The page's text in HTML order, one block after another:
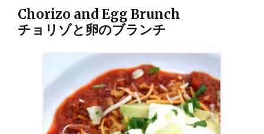
Chorizo and Egg Brunch
チョリゾと卵のブランチ